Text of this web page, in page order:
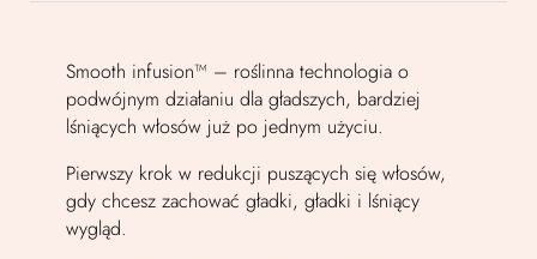
Smooth infusion™ – roślinna technologia o
podwójnym działaniu dla gładszych, bardziej
lśniących włosów już po jednym użyciu.
Pierwszy krok w redukcji puszących się włosów,
gdy chcesz zachować gładki, gładki i lśniący
wygląd.